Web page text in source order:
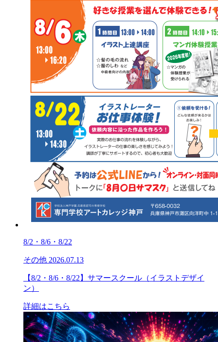
8/2・8/6・8/22
その他 2026.07.13
【8/2・8/6・8/22】サマースクール（イラストデザイ
ン）
詳細はこちら